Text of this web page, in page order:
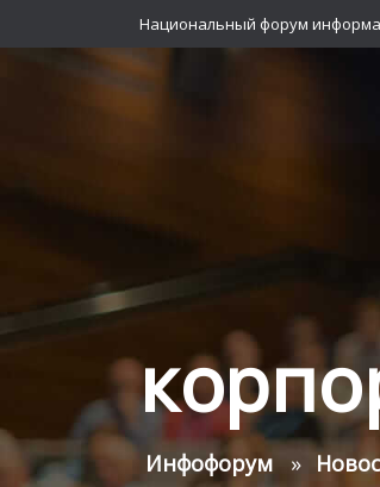
Национальный форум
Инфофорум